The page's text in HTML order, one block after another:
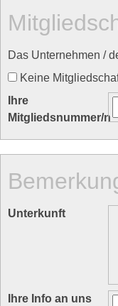
Das Unternehmen /
Keine
Ihre
Mitgliedsnummer/n
Unterkunft
Ihre Info an uns